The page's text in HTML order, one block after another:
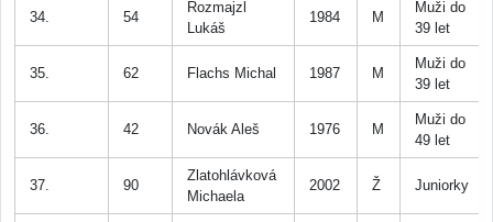
34. 54
Rozmajzl
Lukáš
1984 M
Muži do
39 let
35. 62 Flachs Michal 1987 M
Muži do
39 let
36. 42 Novák Aleš 1976 M
Muži do
49 let
37. 90
Zlatohlávková
Michaela
2002 Ž Juniorky